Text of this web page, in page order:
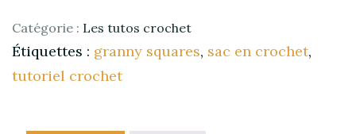
à
main
coeurs
en
Catégorie : Les tutos crochet
Étiquettes : granny squares, sac en crochet,
tutoriel crochet